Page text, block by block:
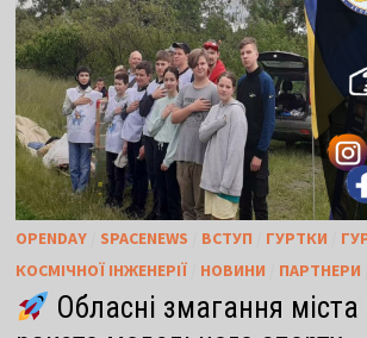
OPENDAY/ SPACENEWS ВСТУП ГУРТКИ
КОСМІЧНОЇ ІНЖЕНЕРІЇ/ НОВИНИ ПАРТНЕРИ
Обласні змагання